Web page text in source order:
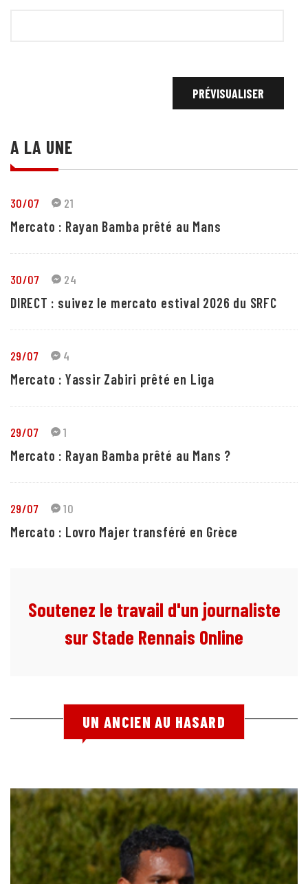
A LA UNE
30/07 21
Mercato : Rayan Bamba prêté au Mans
30/07 24
DIRECT : suivez le mercato estival 2026 du SRFC
29/07 4
Mercato : Yassir Zabiri prêté en Liga
29/07 1
Mercato : Rayan Bamba prêté au Mans ?
29/07 10
Mercato : Lovro Majer transféré en Grèce
Soutenez le travail d'un journaliste
sur Stade Rennais Online
UN ANCIEN AU HASARD